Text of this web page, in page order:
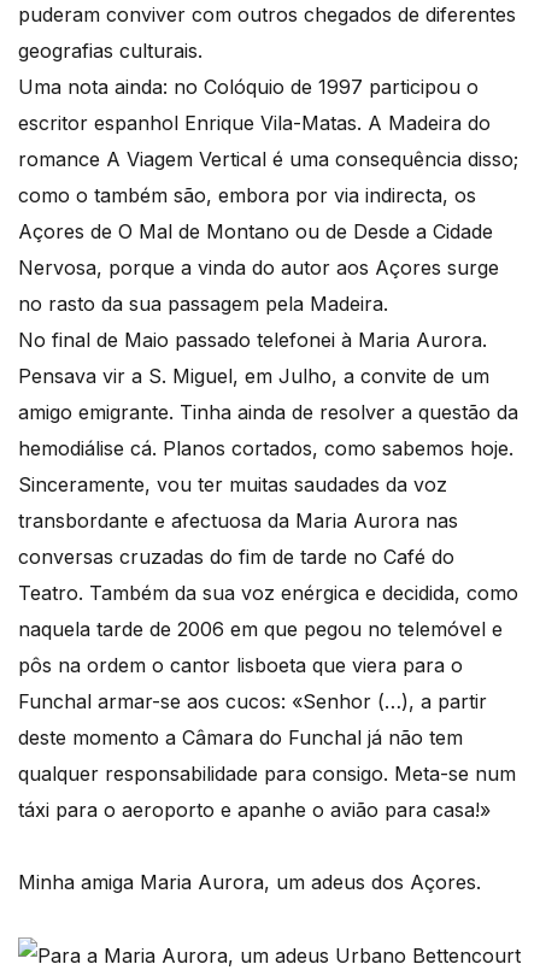
puderam conviver com outros chegados de diferentes
geografias culturais.
Uma nota ainda: no Colóquio de 1997 participou o
escritor espanhol Enrique Vila-Matas. A Madeira do
romance A Viagem Vertical é uma consequência disso;
como o também são, embora por via indirecta, os
Açores de O Mal de Montano ou de Desde a Cidade
Nervosa, porque a vinda do autor aos Açores surge
no rasto da sua passagem pela Madeira.
No final de Maio passado telefonei à Maria Aurora.
Pensava vir a S. Miguel, em Julho, a convite de um
amigo emigrante. Tinha ainda de resolver a questão da
hemodiálise cá. Planos cortados, como sabemos hoje.
Sinceramente, vou ter muitas saudades da voz
transbordante e afectuosa da Maria Aurora nas
conversas cruzadas do fim de tarde no Café do
Teatro. Também da sua voz enérgica e decidida, como
naquela tarde de 2006 em que pegou no telemóvel e
pôs na ordem o cantor lisboeta que viera para o
Funchal armar-se aos cucos: «Senhor (…), a partir
deste momento a Câmara do Funchal já não tem
qualquer responsabilidade para consigo. Meta-se num
táxi para o aeroporto e apanhe o avião para casa!»
Minha amiga Maria Aurora, um adeus dos Açores.